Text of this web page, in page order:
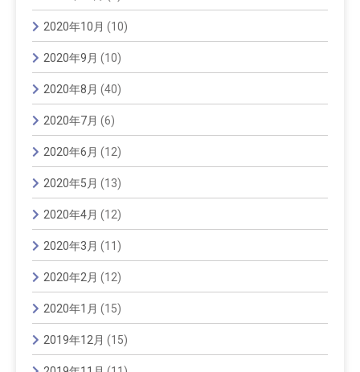
2020年10月 (10)
2020年9月 (10)
2020年8月 (40)
2020年7月 (6)
2020年6月 (12)
2020年5月 (13)
2020年4月 (12)
2020年3月 (11)
2020年2月 (12)
2020年1月 (15)
2019年12月 (15)